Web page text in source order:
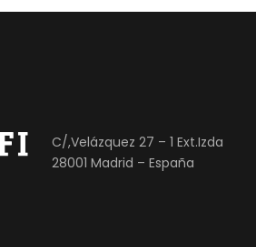
C/,Velázquez 27 – 1 Ext.Izda
28001 Madrid – España